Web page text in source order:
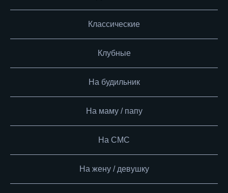
Классические
Клубные
На будильник
На маму / папу
На СМС
На жену / девушку